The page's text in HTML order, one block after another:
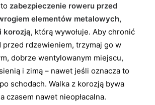
zabezpieczenie roweru przed
elementów metalowych,
korozją, którą wywołuje. Aby chronić
przed rdzewieniem, trzymaj go w
dobrze wentylowanym miejscu,
i zimą – nawet jeśli oznacza to
schodach. Walka z korozją bywa
czasem nawet nieopłacalna.